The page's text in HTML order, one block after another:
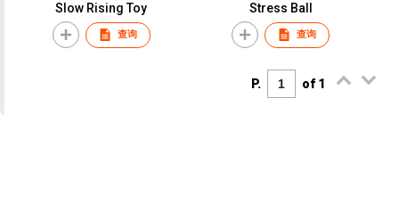
Slow Rising Toy
查询
Stress Ball
查询
P. of 1